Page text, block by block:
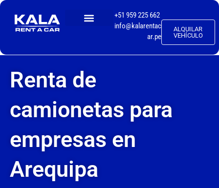
+51 959 225 662
info@kalarentac
ar.pe
ALQUILAR
VEHÍCULO
Renta de
camionetas para
empresas en
Arequipa